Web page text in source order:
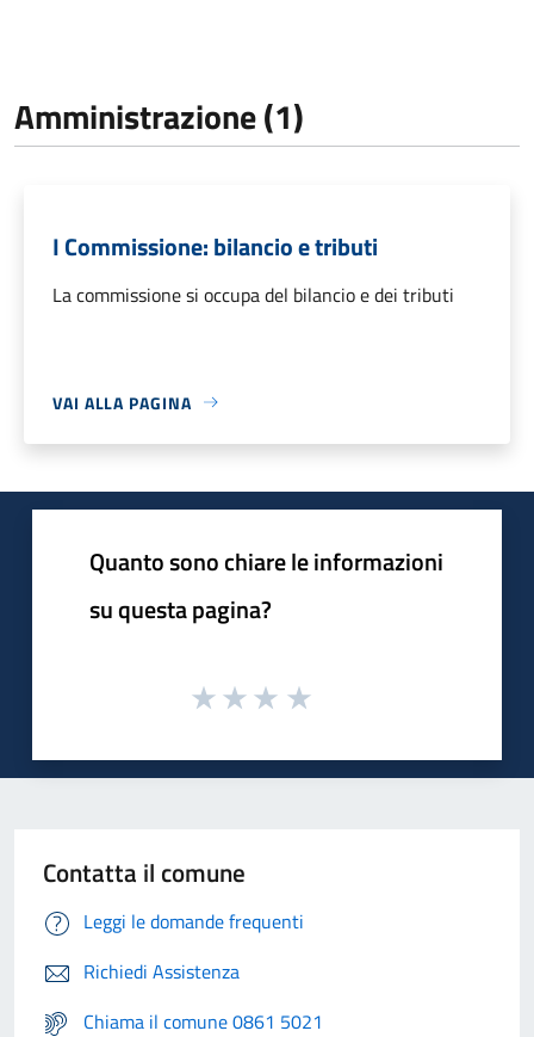
Amministrazione (1)
I Commissione: bilancio e tributi
La commissione si occupa del bilancio e dei tributi
VAI ALLA PAGINA
Quanto sono chiare le informazioni
su questa pagina?
Contatta il comune
Leggi le domande frequenti
Richiedi Assistenza
Chiama il comune 0861 5021